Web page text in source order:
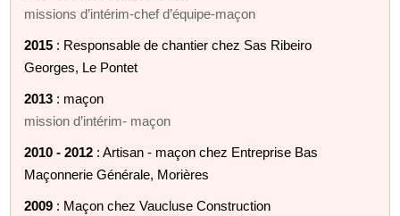
missions d’intérim-chef d’équipe-maçon
2015 : Responsable de chantier chez Sas Ribeiro
Georges, Le Pontet
2013 : maçon
mission d’intérim- maçon
2010 - 2012 : Artisan - maçon chez Entreprise Bas
Maçonnerie Générale, Morières
2009 : Maçon chez Vaucluse Construction